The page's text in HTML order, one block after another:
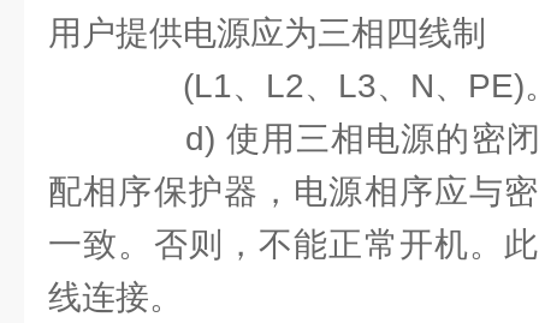
用户提供电源应为三相四线制
(L1、L2、L3、N、PE)
d) 使用三相电源的密闭
配相序保护器，电源相序应与
一致。否则，不能正常开机。
线连接。